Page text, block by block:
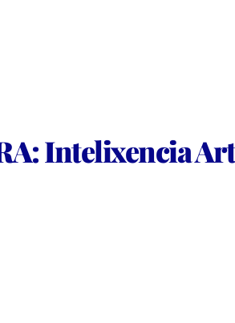
Intelixencia